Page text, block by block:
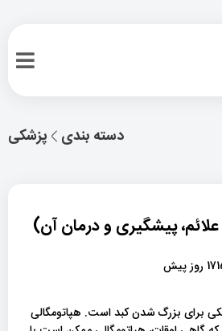
پزشکی دسته بندی
روز پیش
برای بزرگ شدن کبد است. هپاتومگالی